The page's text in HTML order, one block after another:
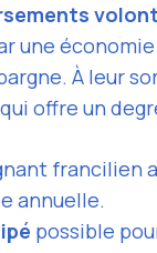
une
À leur
offre un
francilien
annuelle.
possible